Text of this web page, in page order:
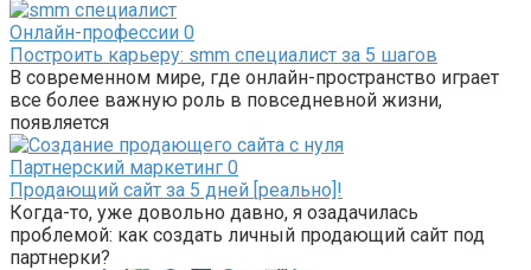
Онлайн-профессии 0
Построить карьеру: smm специалист за 5 шагов
В современном мире, где онлайн-пространство играет
все более важную роль в повседневной жизни,
появляется
Партнерский маркетинг 0
Продающий сайт за 5 дней [реально]!
Когда-то, уже довольно давно, я озадачилась
проблемой: как создать личный продающий сайт под
партнерки?